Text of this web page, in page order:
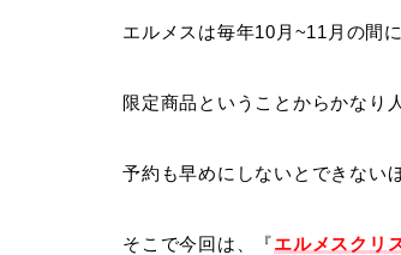
エルメスは毎年10月~11月の間
限定商品ということからかなり
予約も早めにしないとできない
そこで今回は、『エルメスクリ